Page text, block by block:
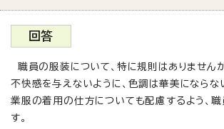
回答
職員の服装について、特に規則はありません
不快感を与えないように、色調は華美にならな
業服の着用の仕方についても配慮するよう、
す。